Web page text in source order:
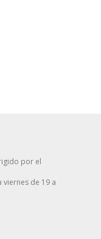
por el
viernes de 19 a